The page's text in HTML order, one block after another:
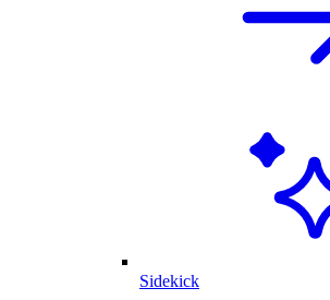
Sidekick